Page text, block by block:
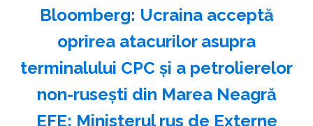
Bloomberg: Ucraina acceptă
oprirea atacurilor asupra
terminalului CPC şi a petrolierelor
non-ruseşti din Marea Neagră
EFE: Ministerul rus de Externe